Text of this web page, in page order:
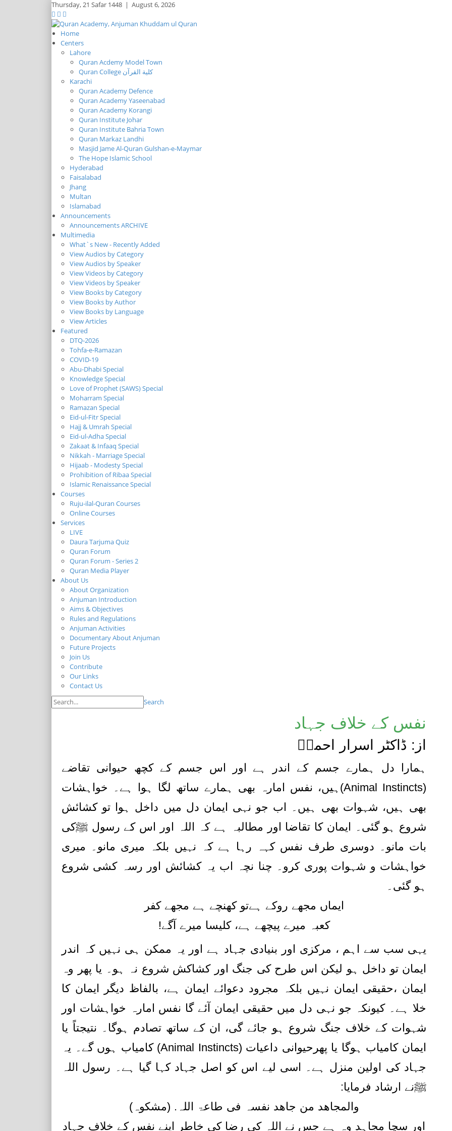
Thursday,21 Safar 1448 | August 6, 2026
Home
Centers
Lahore
Quran Acdemy Model Town
Quran College كلية القرآن
Karachi
Quran Academy Defence
Quran Academy Yaseenabad
Quran Academy Korangi
Quran Institute Johar
Quran Institute Bahria Town
Quran Markaz Landhi
Masjid Jame Al-Quran Gulshan-e-Maymar
The Hope Islamic School
Hyderabad
Faisalabad
Jhang
Multan
Islamabad
Announcements
Announcements ARCHIVE
Multimedia
What`s New - Recently Added
View Audios by Category
View Audios by Speaker
View Videos by Category
View Videos by Speaker
View Books by Category
View Books by Author
View Books by Language
View Articles
Featured
DTQ-2026
Tohfa-e-Ramazan
COVID-19
Abu-Dhabi Special
Knowledge Special
Love of Prophet (SAWS) Special
Moharram Special
Ramazan Special
Eid-ul-Fitr Special
Hajj & Umrah Special
Eid-ul-Adha Special
Zakaat & Infaaq Special
Nikkah - Marriage Special
Hijaab - Modesty Special
Prohibition of Ribaa Special
Islamic Renaissance Special
Courses
Ruju-ilal-Quran Courses
Online Courses
Services
LIVE
Daura Tarjuma Quiz
Quran Forum
Quran Forum - Series 2
Quran Media Player
About Us
About Organization
Anjuman Introduction
Aims & Objectives
Rules and Regulations
Anjuman Activities
Documentary About Anjuman
Future Projects
Join Us
Contribute
Our Links
Contact Us
Search
نفس کے خلاف جہاد
از: ڈاکٹر اسرار احمدؒ
ہمارا دل ہمارے جسم کے اندر ہے اور اس جسم کے کچھ حیوانی تقاضے
(Animal Instincts)ہیں، نفس امارہ بھی ہمارے ساتھ لگا ہوا ہے۔ خواہشات
بھی ہیں، شہوات بھی ہیں۔ اب جو نہی ایمان دل میں داخل ہوا تو کشائش
شروع ہو گئی۔ ایمان کا تقاضا اور مطالبہ ہے کہ اللہ اور اس کے رسول ﷺکی
بات مانو۔ دوسری طرف نفس کہہ رہا ہے کہ نہیں بلکہ میری مانو۔ میری
خواہشات و شہوات پوری کرو۔ چنا نچہ اب یہ کشائش اور رسہ کشی شروع
ہو گئی۔
ایماں مجھے روکے ہےتو کھنچے ہے مجھے کفر
کعبہ میرے پیچھے ہے، کلیسا میرے آگے!
یہی سب سے اہم ، مرکزی اور بنیادی جہاد ہے اور یہ ممکن ہی نہیں کہ اندر
ایمان تو داخل ہو لیکن اس طرح کی جنگ اور کشاکش شروع نہ ہو۔ یا پھر وہ
ایمان ،حقیقی ایمان نہیں بلکہ مجرود دعوائے ایمان ہے، بالفاظ دیگر ایمان کا
خلا ہے۔ کیونکہ جو نہی دل میں حقیقی ایمان آئے گا نفس امارہ خواہشات اور
شہوات کے خلاف جنگ شروع ہو جائے گی، ان کے ساتھ تصادم ہوگا۔ نتیجتاً یا
ایمان کامیاب ہوگا یا پھرحیوانی داعیات (Animal Instincts) کامیاب ہوں گے۔ یہ
جہاد کی اولین منزل ہے۔ اسی لیے اس کو اصل جہاد کہا گیا ہے۔ رسول اللہ
ﷺنے ارشاد فرمایا:
والمجاھد من جاھد نفسہ فی طاعۃ اللہ. (مشکوہ)
اور سچا مجاہد وہ ہے جس نے اللہ کی رضا کی خاطر اپنے نفس کے خلاف جہاد